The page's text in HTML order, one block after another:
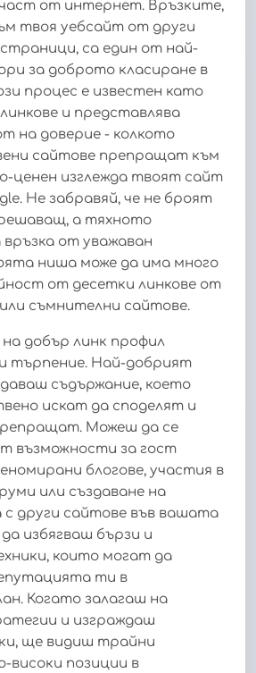
от интернет. Връзките,
твоя уебсайт от други
са един от най-
за доброто класиране в
процес е известен като
и представлява
на доверие - колкото
сайтове препращат към
ценен изглежда твоят сайт
Не забравяй, че не броят
а тяхното
връзка от уважаван
ниша може да има много
от десетки линкове от
съмнителни сайтове.
добър линк профил
търпение. Най-добрият
съдържание, което
искат да споделят и
Можеш да се
възможности за гост
блогове, участия в
или създаване на
други сайтове във вашата
избягваш бързи и
които могат да
ти в
Когато залагаш на
и изграждаш
ще видиш трайни
високи позиции в